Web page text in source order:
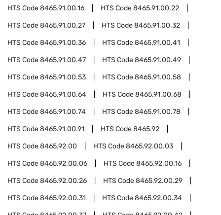
HTS Code8465.91.00.16 HTS Code8465.91.00.22
HTS Code8465.91.00.27 HTS Code8465.91.00.32
HTS Code8465.91.00.36 HTS Code8465.91.00.41
HTS Code8465.91.00.47 HTS Code8465.91.00.49
HTS Code8465.91.00.53 HTS Code8465.91.00.58
HTS Code8465.91.00.64 HTS Code8465.91.00.68
HTS Code8465.91.00.74 HTS Code8465.91.00.78
HTS Code8465.91.00.91 HTS Code8465.92
HTS Code8465.92.00 HTS Code8465.92.00.03
HTS Code8465.92.00.06 HTS Code8465.92.00.16
HTS Code8465.92.00.26 HTS Code8465.92.00.29
HTS Code8465.92.00.31 HTS Code8465.92.00.34